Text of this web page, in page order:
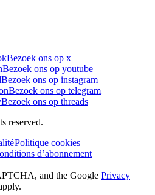
Bezoek ons op x
Bezoek ons op youtube
Bezoek ons op instagram
Bezoek ons op telegram
Bezoek ons op threads
reserved.
Politique cookies
d’abonnement
and the Google Privacy